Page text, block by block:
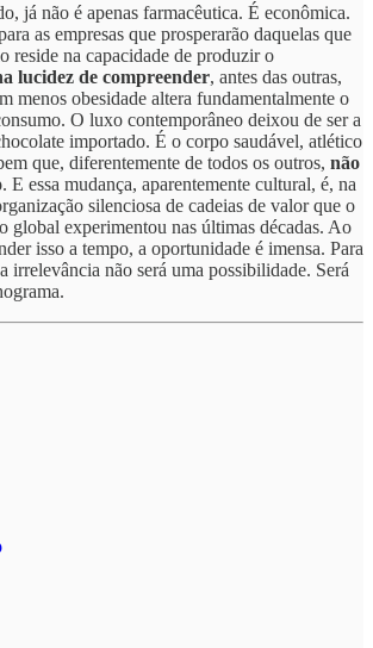
já não é apenas farmacêutica. É econômica.
as empresas que prosperarão daquelas que
reside na capacidade de produzir o
lucidez de compreender, antes das outras,
menos obesidade altera fundamentalmente o
O luxo contemporâneo deixou de ser a
importado. É o corpo saudável, atlético
que, diferentemente de todos os outros, não
. E essa mudança, aparentemente cultural, é, na
silenciosa de cadeias de valor que o
global experimentou nas últimas décadas. Ao
isso a tempo, a oportunidade é imensa. Para
irrelevância não será uma possibilidade. Será